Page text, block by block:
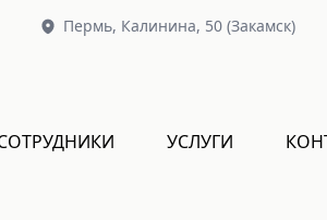
Пермь, Калинина, 50 (Закамск)
УСЛУГИ